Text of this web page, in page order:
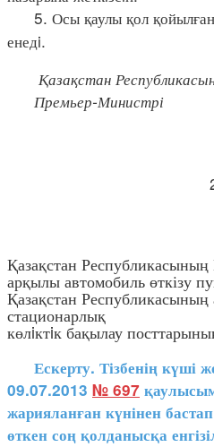
5. Осы қаулы қол қойылған
енедi.
Қазақстан
Премьер-Министрі
Қазақстан
арқылы автомобиль өткізу
Қазақстан
стационарлық
көлiктiк бақылау
Ескерту. Тізбенің күші
09.07.2013 № 697
жарияланған күнінен
өткен соң қолданысқа